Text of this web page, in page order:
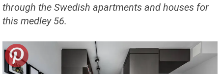
through the Swedish apartments and houses for
this medley 56.